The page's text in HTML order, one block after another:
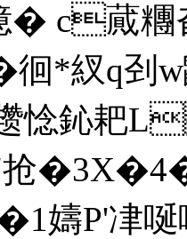
c蕆糰
徊*紁q刭
惗鈊耙
"抢
嬦P'冿